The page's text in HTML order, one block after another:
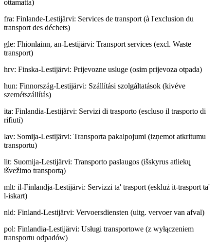
ottamatta)
fra: Finlande-Lestijärvi: Services de transport (à l'exclusion du
transport des déchets)
gle: Fhionlainn, an-Lestijärvi: Transport services (excl. Waste
transport)
hrv: Finska-Lestijärvi: Prijevozne usluge (osim prijevoza otpada)
hun: Finnország-Lestijärvi: Szállítási szolgáltatások (kivéve
szemétszállítás)
ita: Finlandia-Lestijärvi: Servizi di trasporto (escluso il trasporto di
rifiuti)
lav: Somija-Lestijärvi: Transporta pakalpojumi (izņemot atkritumu
transportu)
lit: Suomija-Lestijärvi: Transporto paslaugos (išskyrus atliekų
išvežimo transportą)
mlt: il-Finlandja-Lestijärvi: Servizzi ta' trasport (eskluż it-trasport ta'
l-iskart)
nld: Finland-Lestijärvi: Vervoersdiensten (uitg. vervoer van afval)
pol: Finlandia-Lestijärvi: Usługi transportowe (z wyłączeniem
transportu odpadów)